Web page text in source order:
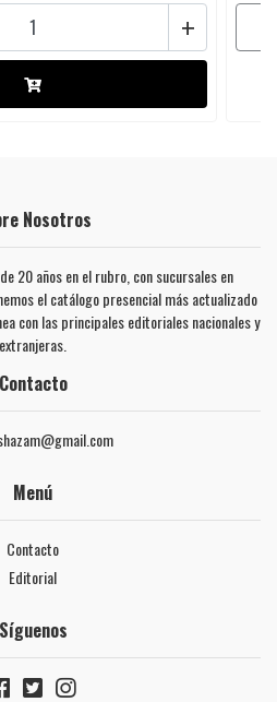
+
Nosotros
20 años en el rubro, con sucursales en
el catálogo presencial más actualizado
con las principales editoriales nacionales y
extranjeras.
Contacto
Menú
Contacto
Editorial
Síguenos